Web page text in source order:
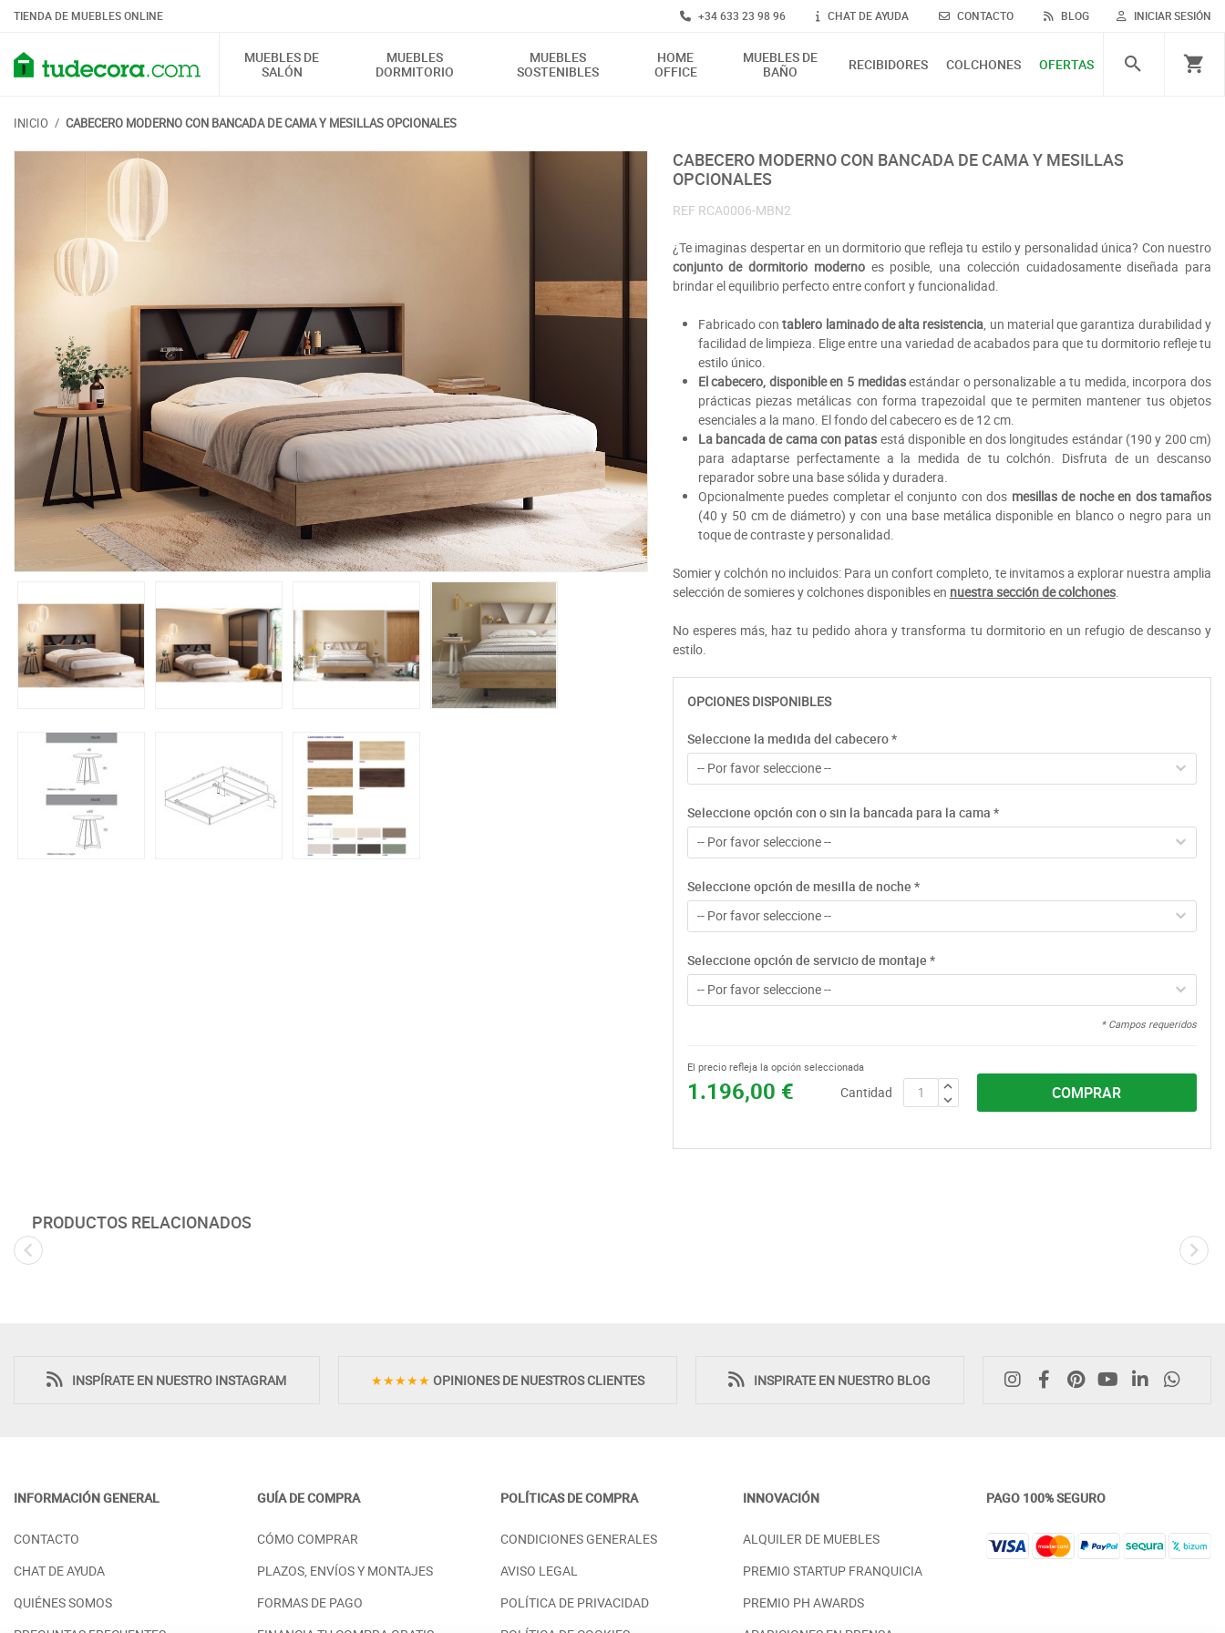
TIENDA DE MUEBLES ONLINE INICIAR SESIÓN
+34 633 23 98 96 CHAT DE AYUDA CONTACTO BLOG
MUEBLES DE
SALÓN
MUEBLES
DORMITORIO
MUEBLES
SOSTENIBLES
HOME
OFFICE
MUEBLES DE
BAÑO
RECIBIDORES COLCHONES OFERTAS
INICIO / CABECERO MODERNO CON BANCADA DE CAMA Y MESILLAS OPCIONALES
CABECERO MODERNO CON BANCADA DE CAMA Y MESILLAS
OPCIONALES
REF RCA0006-MBN2
¿Te imaginas despertar en un dormitorio que refleja tu estilo y personalidad única? Con nuestro
conjunto de dormitorio modernoes posible, una colección cuidadosamente diseñada para
brindar el equilibrio perfecto entre confort y funcionalidad.
Fabricado contablero laminado de alta resistencia , un material que garantiza durabilidad y
facilidad de limpieza. Elige entre una variedad de acabados para que tu dormitorio refleje tu
estilo único.
El cabecero, disponible en 5 medidasestándar o personalizable a tu medida, incorpora dos
prácticas piezas metálicas con forma trapezoidal que te permiten mantener tus objetos
esenciales a la mano. El fondo del cabecero es de 12 cm.
La bancada de cama con patas está disponible en dos longitudes estándar (190 y 200 cm)
para adaptarse perfectamente a la medida de tu colchón. Disfruta de un descanso
reparador sobre una base sólida y duradera.
Opcionalmente puedes completar el conjunto con dos mesillas de noche en dos tamaños
(40 y 50 cm de diámetro) y con una base metálica disponible en blanco o negro para un
toque de contraste y personalidad.
Somier y colchón no incluidos: Para un confort completo, te invitamos a explorar nuestra amplia
selección de somieres y colchones disponibles en nuestra sección de colchones.
No esperes más, haz tu pedido ahora y transforma tu dormitorio en un refugio de descanso y
estilo.
OPCIONES DISPONIBLES
Seleccione la medida del cabecero*
-- Por favor seleccione --
Seleccione opción con o sin la bancada para la cama *
-- Por favor seleccione --
Seleccione opción de mesilla de noche *
-- Por favor seleccione --
Seleccione opción de servicio de montaje *
-- Por favor seleccione --
* Campos requeridos
1.196,00 €
El precio refleja la opción seleccionada
Cantidad COMPRAR
PRODUCTOS RELACIONADOS
MODERNO CAJONES CON GRAN
PRECIO DESDE:
CAJONES Y CON LAS ESQUINAS
PRECIO DESDE: 558,00 €
CON CURVATURA EN LAS
PRECIO DESDE:
MODERNO CABECERO CORRIDO Y
PRECIO DESDE: 3.252,00 €
DORMITORIOS CON
DISEÑO MODERNO - DM
INSPÍRATE EN NUESTRO INSTAGRAM ★★★★★ OPINIONES DE NUESTROS CLIENTES INSPIRATE EN NUESTRO BLOG
INFORMACIÓN GENERAL
CONTACTO
CHAT DE AYUDA
QUIÉNES SOMOS
GUÍA DE COMPRA
CÓMO COMPRAR
PLAZOS, ENVÍOS Y MONTAJES
FORMAS DE PAGO
POLÍTICAS DE COMPRA
CONDICIONES GENERALES
AVISO LEGAL
POLÍTICA DE PRIVACIDAD
INNOVACIÓN
ALQUILER DE MUEBLES
PREMIO STARTUP FRANQUICIA
PREMIO PH AWARDS
PAGO 100% SEGURO